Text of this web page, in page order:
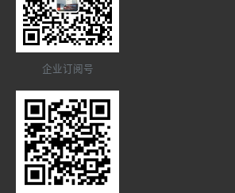
企业订阅号